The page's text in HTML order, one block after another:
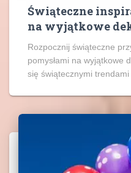
Świąteczne
na wyjątkowe
Rozpocznij świąteczne
pomysłami na wyjątkowe
się świątecznymi trendami